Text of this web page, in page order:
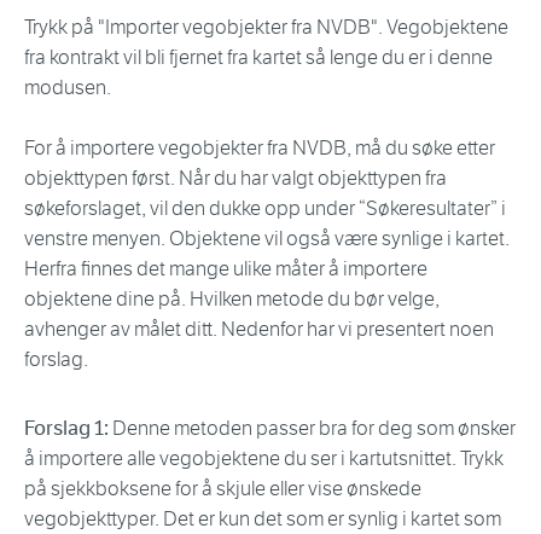
Trykk på "Importer vegobjekter fra NVDB". Vegobjektene
fra kontrakt vil bli fjernet fra kartet så lenge du er i denne
modusen.
For å importere vegobjekter fra NVDB, må du søke etter
objekttypen først. Når du har valgt objekttypen fra
søkeforslaget, vil den dukke opp under “Søkeresultater” i
venstre menyen. Objektene vil også være synlige i kartet.
Herfra finnes det mange ulike måter å importere
objektene dine på. Hvilken metode du bør velge,
avhenger av målet ditt. Nedenfor har vi presentert noen
forslag.
Forslag 1: Denne metoden passer bra for deg som ønsker
å importere alle vegobjektene du ser i kartutsnittet. Trykk
på sjekkboksene for å skjule eller vise ønskede
vegobjekttyper. Det er kun det som er synlig i kartet som